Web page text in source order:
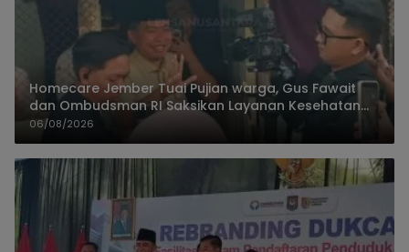
Homecare Jember Tuai Pujian warga, Gus Fawait
dan Ombudsman RI Saksikan Layanan Kesehatan
Rumah Pasien
06/08/2026